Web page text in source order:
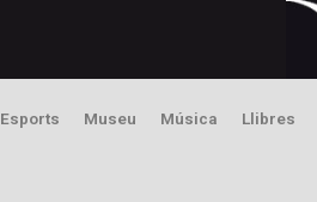
Esports Museu Música Llibres